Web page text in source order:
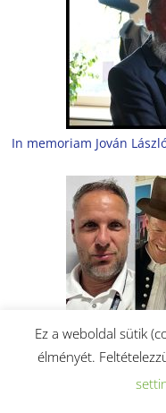
In memoriam Jován
Üdvözlet a nagyvilágból
Ez a weboldal sütik
élményét.